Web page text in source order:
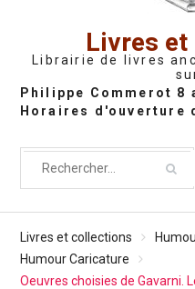
Livres
Librairie de livres
Livres et collections
Humour Caricature
Oeuvres choisies de Gavarni.